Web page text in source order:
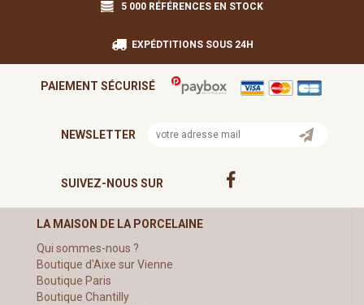
5 000 RÉFÉRENCES EN STOCK
EXPÉDTITIONS SOUS 24H
PAIEMENT SÉCURISÉ
NEWSLETTER
SUIVEZ-NOUS SUR
LA MAISON DE LA PORCELAINE
Qui sommes-nous ?
Boutique d'Aixe sur Vienne
Boutique Paris
Boutique Chantilly